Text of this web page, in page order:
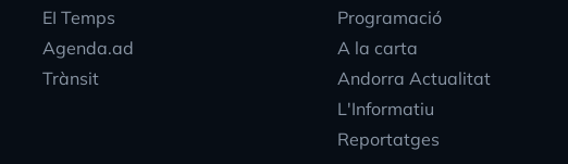
EI Temps
Agenda.ad
Trànsit
Programació
A la carta
Andorra Actualitat
L'Informatiu
Reportatges